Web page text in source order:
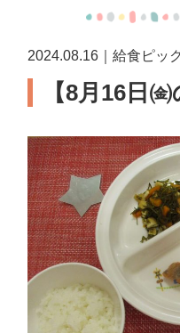
2024.08.16｜給食ピッ
【8月16日